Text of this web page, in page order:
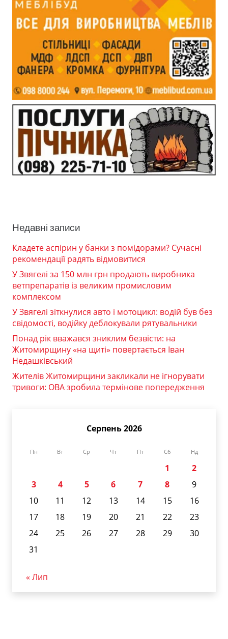
Недавні записи
Кладете аспірин у банки з помідорами? Сучасні
рекомендації радять відмовитися
У Звягелі за 150 млн грн продають виробника
ветпрепаратів із великим промисловим
комплексом
У Звягелі зіткнулися авто і мотоцикл: водій був без
свідомості, водійку деблокували рятувальники
Понад рік вважався зниклим безвісти: на
Житомирщину «на щиті» повертається Іван
Недашківський
Жителів Житомирщини закликали не ігнорувати
тривоги: ОВА зробила термінове попередження
Серпень 2026
Пн Вт Ср Чт Пт Сб Нд
1
2
3
4 5 6 7 8
9
10
11 12 13 14 15
16
17
18 19 20 21 22
23
24
25 26 27 28 29
30
31
« Лип